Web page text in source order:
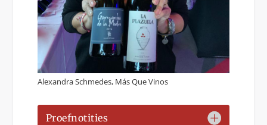
Alexandra Schmedes, Más Que Vinos
Proefnotities